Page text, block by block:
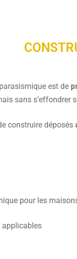
est de
sans s’effondrer
construire déposés
pour les
applicables